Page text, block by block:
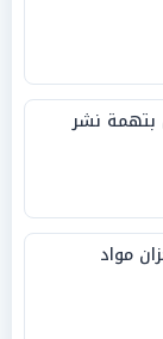
نشر
مواد